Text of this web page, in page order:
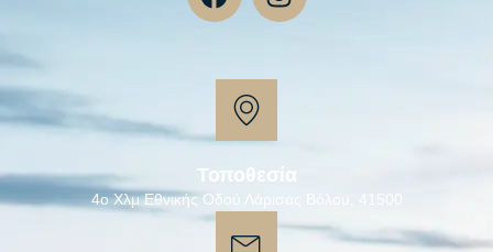
Τοποθεσία
4ο Χλμ Εθνικής Οδού Λάρισας Βόλου, 41500